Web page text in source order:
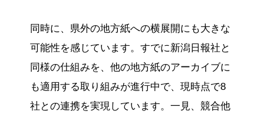
同時に、県外の地方紙への横展開にも大きな
可能性を感じています。すでに新潟日報社と
同様の仕組みを、他の地方紙のアーカイブに
も適用する取り組みが進行中で、現時点で8
社との連携を実現しています。一見、競合他